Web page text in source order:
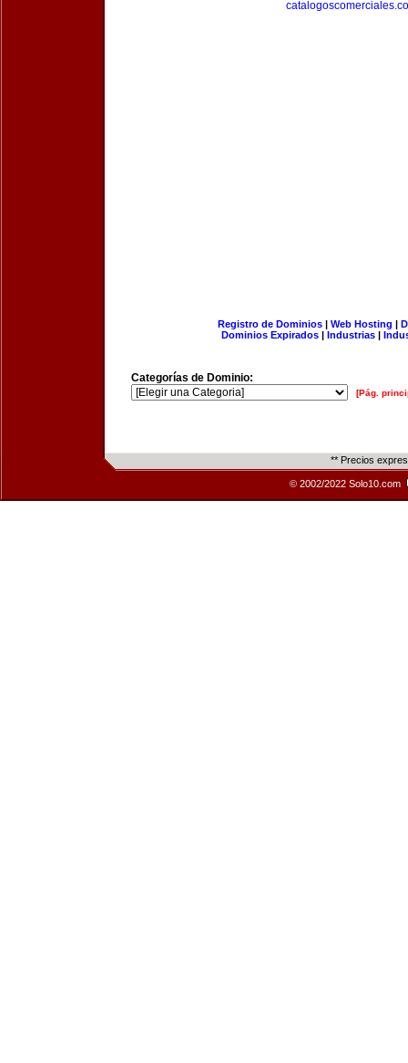
Registro de Dominios| Web Hosting |
Dominios Expirados | Industrias |
Categorías de Dominio:
[Pág.
** Precios
© 2002/2022 Solo10.com